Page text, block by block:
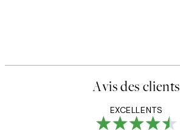
Avis des clients
EXCELLENTS